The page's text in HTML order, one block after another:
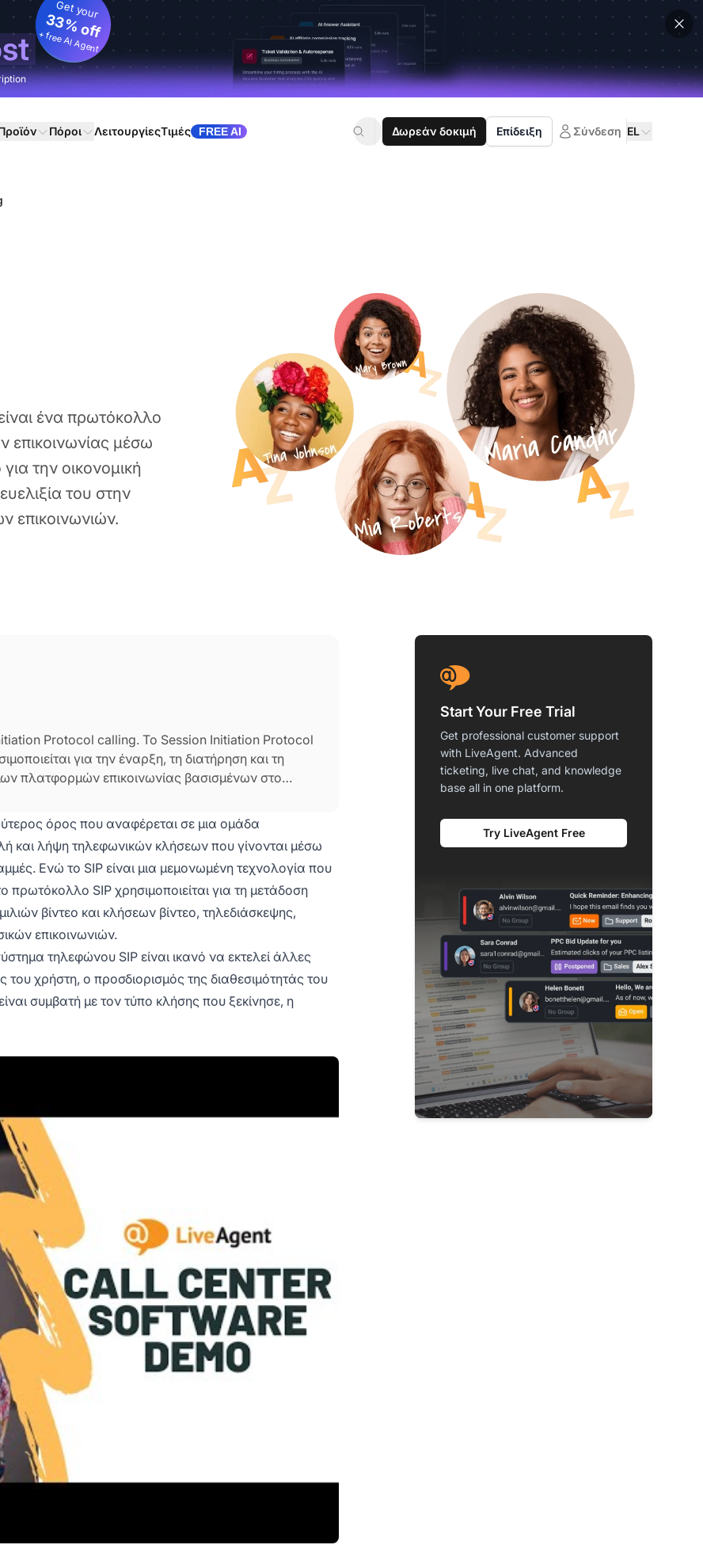
Get your
33% off
+ free AI Agent
Πόροι ΛειτουργίεςΤιμές FREE AI Δωρεάν δοκιμή Επίδειξη Σύνδεση EL
ένα πρωτόκολλο
επικοινωνίας μέσω
την οικονομική
του στην
επικοινωνιών.
Protocol calling. Το Session Initiation Protocol
για την έναρξη, τη διατήρηση και τη
πλατφορμών επικοινωνίας βασισμένων στο
όρος που αναφέρεται σε μια ομάδα
και λήψη τηλεφωνικών κλήσεων που γίνονται μέσω
Ενώ το SIP είναι μια μεμονωμένη τεχνολογία που
πρωτόκολλο SIP χρησιμοποιείται για τη μετάδοση
βίντεο και κλήσεων βίντεο, τηλεδιάσκεψης,
επικοινωνιών.
τηλεφώνου SIP είναι ικανό να εκτελεί άλλες
του χρήστη, ο προσδιορισμός της διαθεσιμότητάς του
συμβατή με τον τύπο κλήσης που ξεκίνησε, η
Start Your Free Trial
Get professional customer support
with LiveAgent. Advanced
ticketing, live chat, and knowledge
base all in one platform.
Try LiveAgent Free